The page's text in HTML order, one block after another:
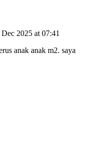
2025 at 07:41
anak anak m2. saya